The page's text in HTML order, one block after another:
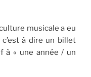
musicale a eu
c’est à dire un billet
à « une année / un